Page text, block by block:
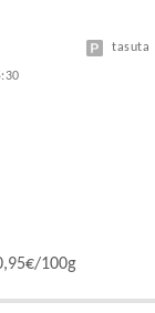
tasuta
100g